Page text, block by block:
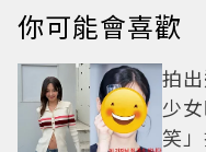
你可能會喜歡
拍
少
笑